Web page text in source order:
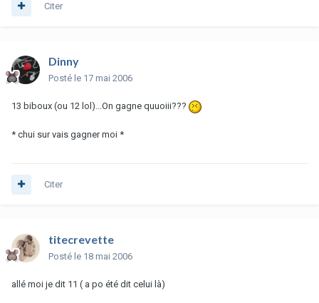
Citer
Dinny
Posté le 17 mai 2006
13 biboux (ou 12 lol)...On gagne quuoiii???
* chui sur vais gagner moi *
Citer
titecrevette
Posté le 18 mai 2006
allé moi je dit 11 ( a po été dit celui là)